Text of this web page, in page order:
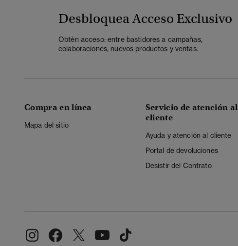
Desbloquea Acceso Exclusivo
Obtén acceso: entre bastidores a campañas,
colaboraciones, nuevos productos y ventas.
Compra en línea
Mapa del sitio
Servicio de atención al
cliente
Ayuda y atención al cliente
Portal de devoluciones
Desistir del Contrato